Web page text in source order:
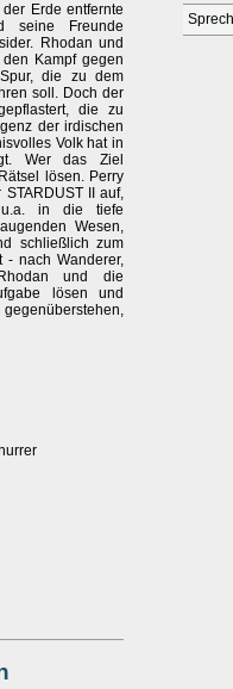
Erde entfernte
seine Freunde
Rhodan und
Kampf gegen
die zu dem
soll. Doch der
die zu
der irdischen
Volk hat in
Wer das Ziel
lösen. Perry
II auf,
in die tiefe
Wesen,
schließlich zum
- nach Wanderer,
und die
lösen und